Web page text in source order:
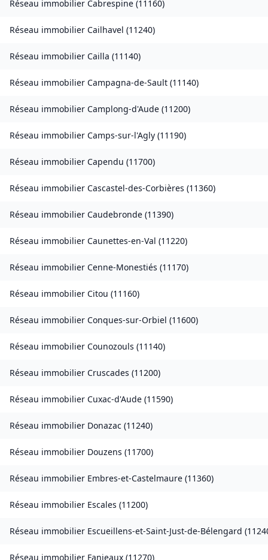
Réseau immobilier Cabrespine (11160)
Réseau immobilier Cailhavel (11240)
Réseau immobilier Cailla (11140)
Réseau immobilier Campagna-de-Sault (11140)
Réseau immobilier Camplong-d'Aude (11200)
Réseau immobilier Camps-sur-l'Agly (11190)
Réseau immobilier Capendu (11700)
Réseau immobilier Cascastel-des-Corbières (11360)
Réseau immobilier Caudebronde (11390)
Réseau immobilier Caunettes-en-Val (11220)
Réseau immobilier Cenne-Monestiés (11170)
Réseau immobilier Citou (11160)
Réseau immobilier Conques-sur-Orbiel (11600)
Réseau immobilier Counozouls (11140)
Réseau immobilier Cruscades (11200)
Réseau immobilier Cuxac-d'Aude (11590)
Réseau immobilier Donazac (11240)
Réseau immobilier Douzens (11700)
Réseau immobilier Embres-et-Castelmaure (11360)
Réseau immobilier Escales (11200)
Réseau immobilier Escueillens-et-Saint-Just-de-Bélengard (
Réseau immobilier Fanjeaux (11270)